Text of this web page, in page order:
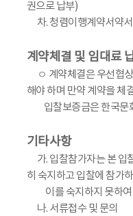
권으로 납부)
차. 청렴이행계약서약
계약체결 및 임대료
ㅇ 계약체결은 우선협
해야 하며 만약 계약을 체
입찰보증금은 한국문
기타사항
가. 입찰참가자는 본 입
히 숙지하고 입찰에 참가
이를 숙지하지 못하여
나. 서류접수 및 문의